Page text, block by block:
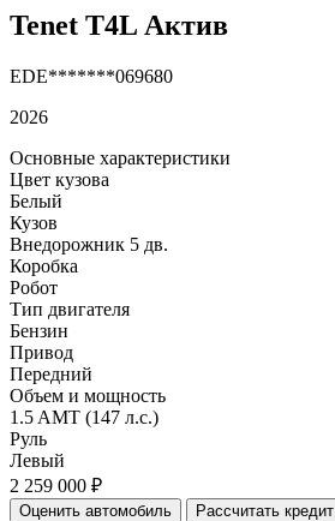
Tenet T4L Актив
EDE*******069680
2026
Основные характеристики
Цвет кузова
Белый
Кузов
Внедорожник 5 дв.
Коробка
Робот
Тип двигателя
Бензин
Привод
Передний
Объем и мощность
1.5 AMT (147 л.с.)
Руль
Левый
2 259 000 ₽
Оценить автомобиль
Рассчитать кредит